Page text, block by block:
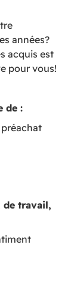
années?
acquis est
pour vous!
de :
de travail,